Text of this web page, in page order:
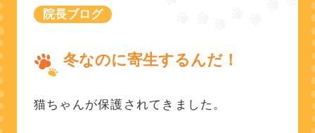
院長ブログ
冬なのに寄生するんだ！
猫ちゃんが保護されてきました。